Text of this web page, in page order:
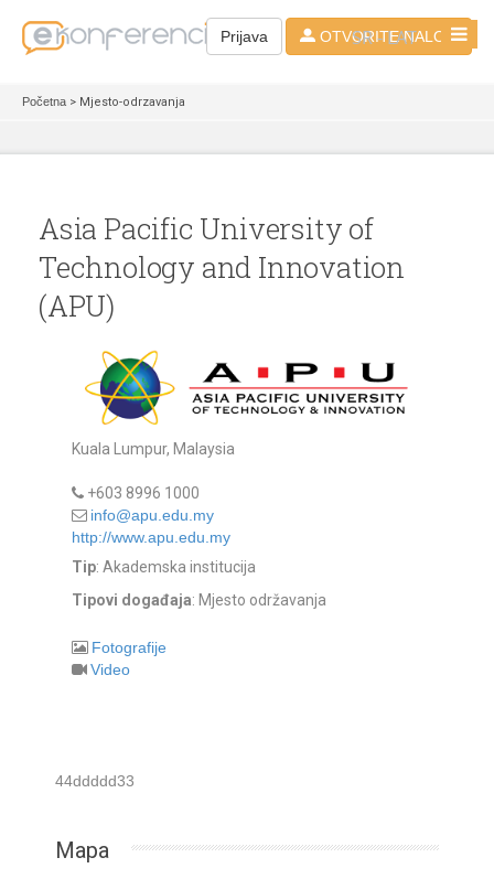
Prijava OTVORITE NALOG
SR - LAT
Početna > Mjesto-odrzavanja
Asia Pacific University of
Technology and Innovation
(APU)
Kuala Lumpur, Malaysia
+603 8996 1000
info@apu.edu.my
http://www.apu.edu.my
Tip: Akademska institucija
Tipovi događaja: Mjesto održavanja
Fotografije
Video
44ddddd33
Mapa